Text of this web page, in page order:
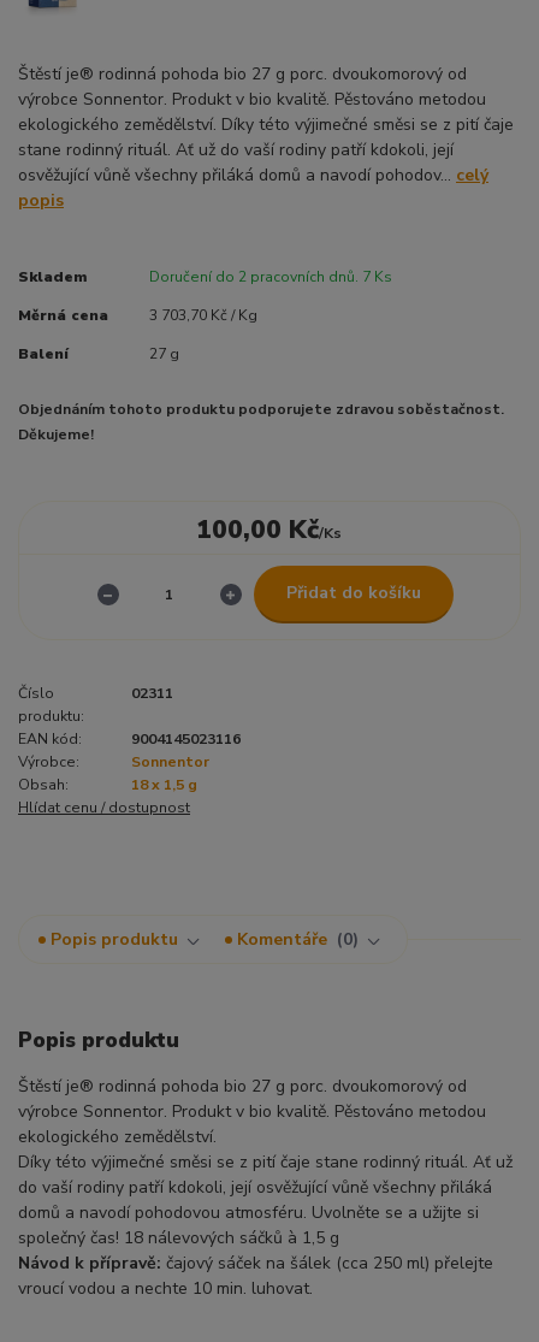
Štěstí je® rodinná pohoda bio 27 g porc. dvoukomorový od
výrobce Sonnentor. Produkt v bio kvalitě. Pěstováno metodou
ekologického zemědělství. Díky této výjimečné směsi se z pití čaje
stane rodinný rituál. Ať už do vaší rodiny patří kdokoli, její
osvěžující vůně všechny přiláká domů a navodí pohodov... celý
popis
Skladem Doručení do 2 pracovních dnů. 7 Ks
Měrná cena 3 703,70 Kč / Kg
Balení 27 g
Objednáním tohoto produktu podporujete zdravou soběstačnost.
Děkujeme!
100,00 Kč/Ks
Přidat do košíku
Číslo
produktu:
02311
EAN kód:
9004145023116
Výrobce:
Sonnentor
Obsah:
18 x 1,5 g
Hlídat cenu / dostupnost
Popis produktu Komentáře 0
Popis produktu
Štěstí je® rodinná pohoda bio 27 g porc. dvoukomorový od
výrobce Sonnentor. Produkt v bio kvalitě. Pěstováno metodou
ekologického zemědělství.
Díky této výjimečné směsi se z pití čaje stane rodinný rituál. Ať už
do vaší rodiny patří kdokoli, její osvěžující vůně všechny přiláká
domů a navodí pohodovou atmosféru. Uvolněte se a užijte si
společný čas! 18 nálevových sáčků à 1,5 g
Návod k přípravě: čajový sáček na šálek (cca 250 ml) přelejte
vroucí vodou a nechte 10 min. luhovat.